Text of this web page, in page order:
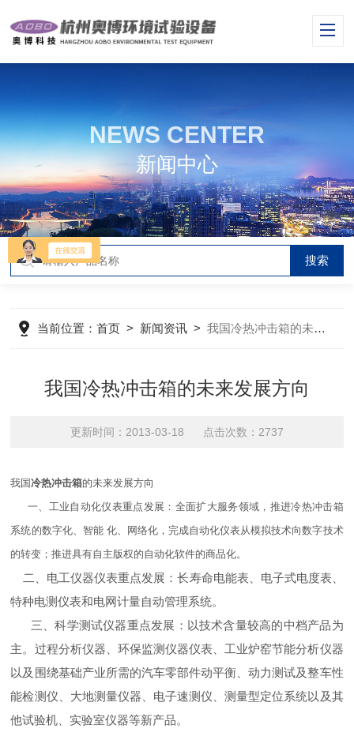
NEWS CENTER
新闻中心
当前位置：首页 > 新闻资讯 >我国冷热冲击箱的未来发展方向
我国冷热冲击箱的未来发展方向
更新时间：2013-03-18 点击次数：2737
我国冷热冲击箱的未来发展方向
一、工业自动化仪表重点发展：全面扩大服务领域，推进冷热冲击箱
系统的数字化、智能 化、网络化，完成自动化仪表从模拟技术向数字技术
的转变；推进具有自主版权的自动化软件的商品化。
二、电工仪器仪表重点发展：长寿命电能表、电子式电度表、
特种电测仪表和电网计量自动管理系统。
三、科学测试仪器重点发展：以技术含量较高的中档产品为
主。过程分析仪器、环保监测仪器仪表、工业炉窑节能分析仪器
以及围绕基础产业所需的汽车零部件动平衡、动力测试及整车性
能检测仪、大地测量仪器、电子速测仪、测量型定位系统以及其
他试验机、实验室仪器等新产品。